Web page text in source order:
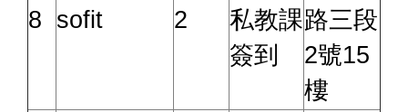
8 sofit 2
私教課
簽到
路三段
2號15
樓